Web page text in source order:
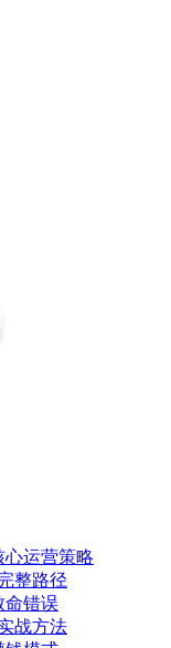
心运营策略
整路径
命错误
战方法